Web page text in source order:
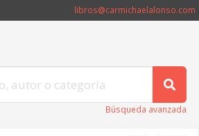
libros@carmichaelalonso.com
Búsqueda avanzada